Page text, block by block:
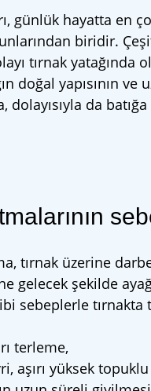
günlük hayatta en
biridir.
tırnak yatağında
doğal yapısının ve
dolayısıyla da
tırnak üzerine
gelecek şekilde
sebeplerle tırnakta
terleme,
aşırı yüksek topuklu